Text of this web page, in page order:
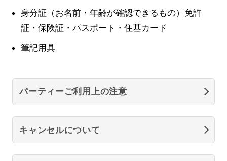
身分証（お名前・年齢が確認できるもの）免許
証・保険証・パスポート・住基カード
筆記用具
パーティーご利用上の注意
キャンセルについて